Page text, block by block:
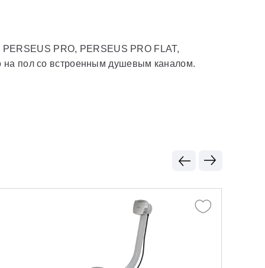
PRO, PERSEUS PRO FLAT,
на пол со встроенным душевым каналом.